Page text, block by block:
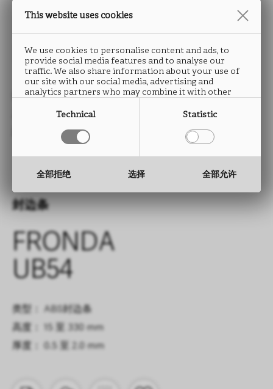
FRONDA
UB54
类型： HPL防火板
尺寸： 2760 x 2040 mm
厚度： 0.9 mm
封边条
FRONDA
UB54
类型： ABS封边条
高度： 15 至 330 mm
厚度： 0.5 至 2.0 mm
This website uses cookies
We use cookies to personalise content and ads, to
provide social media features and to analyse our
traffic. We also share information about your use of
our site with our social media, advertising and
analytics partners who may combine it with other
they have collected from your use of their services.
Technical Statistic
全部拒绝 选择 全部允许